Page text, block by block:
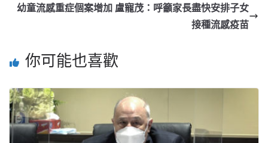
幼童流感重症個案增加 盧寵茂：呼籲家長盡快安排子女
接種流感疫苗
你可能也喜歡